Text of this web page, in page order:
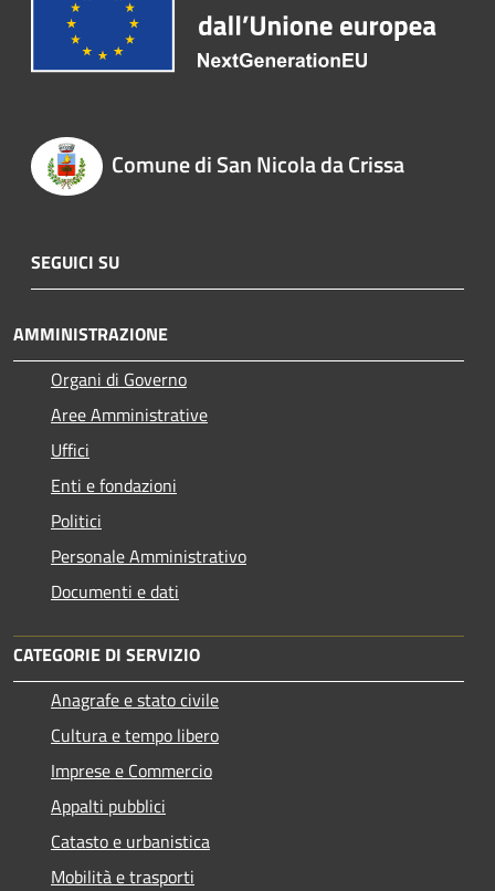
Comune di San Nicola da Crissa
SEGUICI SU
AMMINISTRAZIONE
Organi di Governo
Aree Amministrative
Uffici
Enti e fondazioni
Politici
Personale Amministrativo
Documenti e dati
CATEGORIE DI SERVIZIO
Anagrafe e stato civile
Cultura e tempo libero
Imprese e Commercio
Appalti pubblici
Catasto e urbanistica
Mobilità e trasporti